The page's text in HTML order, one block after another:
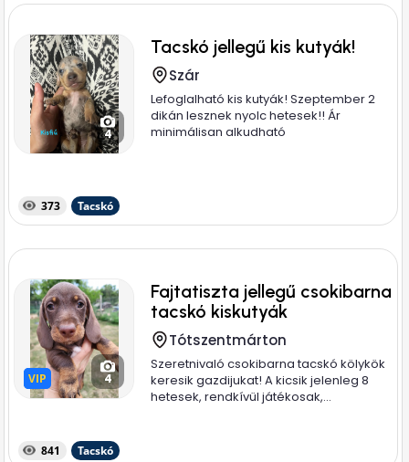
4
Tacskó jellegű kis kutyák!
Szár
Lefoglalható kis kutyák! Szeptember 2
dikán lesznek nyolc hetesek!! Ár
minimálisan alkudható
373 Tacskó
VIP
VIP 4
Fajtatiszta jellegű csokibarna
tacskó kiskutyák
Tótszentmárton
Szeretnivaló csokibarna tacskó kölykök
keresik gazdijukat! A kicsik jelenleg 8
hetesek, rendkívül játékosak,...
841 Tacskó